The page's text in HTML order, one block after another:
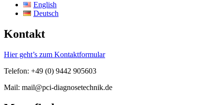
English
Deutsch
Kontakt
Hier geht’s zum Kontaktformular
Telefon: +49 (0) 9442 905603
Mail: mail@pci-diagnosetechnik.de